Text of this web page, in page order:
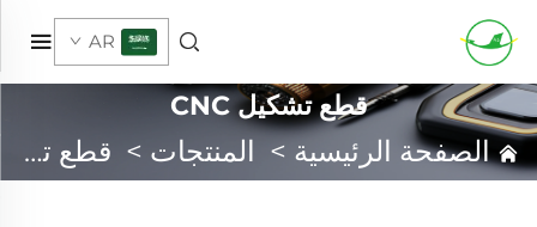
AR
قطع تشكيل CNC
الصفحة الرئيسية > المنتجات > قطع تشكيل CNC